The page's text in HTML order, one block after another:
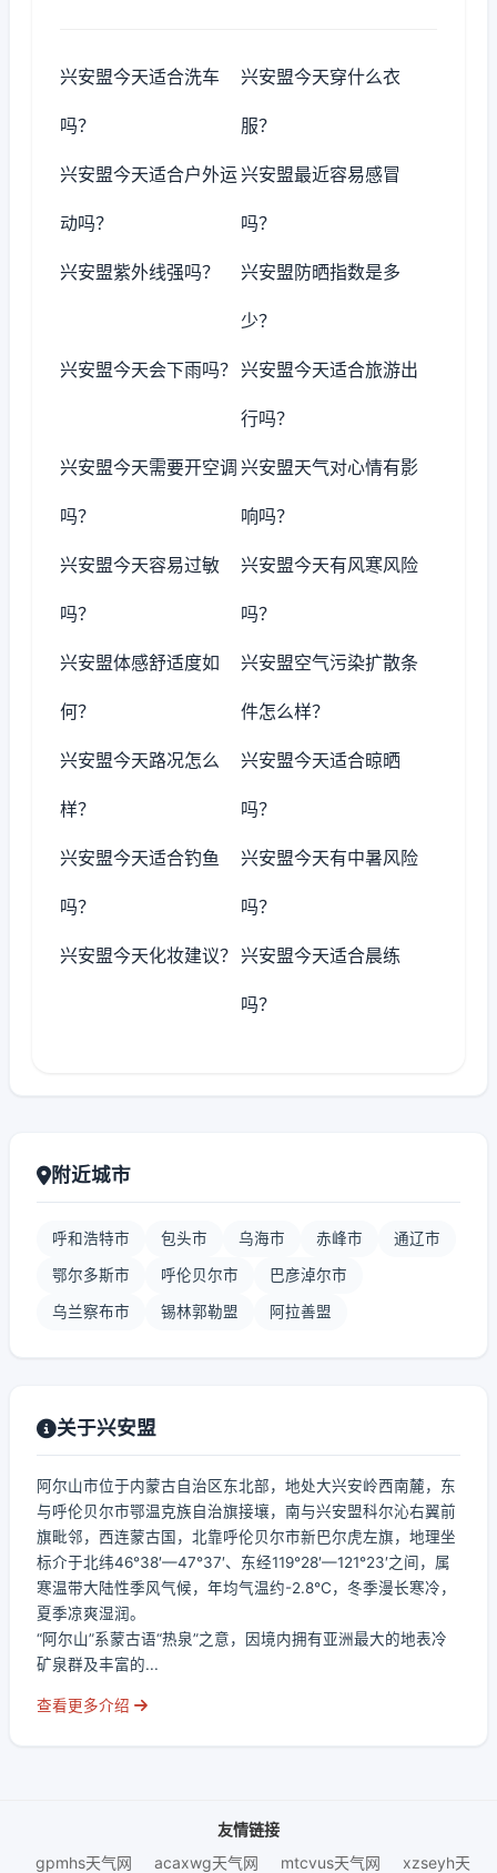
兴安盟今天适合洗车
吗？
兴安盟今天穿什么衣
服？
兴安盟今天适合户外运
动吗？
兴安盟最近容易感冒
吗？
兴安盟紫外线强吗？ 兴安盟防晒指数是多
少？
兴安盟今天会下雨吗？ 兴安盟今天适合旅游出
行吗？
兴安盟今天需要开空调
吗？
兴安盟天气对心情有影
响吗？
兴安盟今天容易过敏
吗？
兴安盟今天有风寒风险
吗？
兴安盟体感舒适度如
何？
兴安盟空气污染扩散条
件怎么样？
兴安盟今天路况怎么
样？
兴安盟今天适合晾晒
吗？
兴安盟今天适合钓鱼
吗？
兴安盟今天有中暑风险
吗？
兴安盟今天化妆建议？ 兴安盟今天适合晨练
吗？
附近城市
呼和浩特市 包头市 乌海市 赤峰市 通辽市
鄂尔多斯市 呼伦贝尔市 巴彦淖尔市
乌兰察布市 锡林郭勒盟 阿拉善盟
关于兴安盟
阿尔山市位于内蒙古自治区东北部，地处大兴安岭西南麓，东
与呼伦贝尔市鄂温克族自治旗接壤，南与兴安盟科尔沁右翼前
旗毗邻，西连蒙古国，北靠呼伦贝尔市新巴尔虎左旗，地理坐
标介于北纬46°38′—47°37′、东经119°28′—121°23′之间，属
寒温带大陆性季风气候，年均气温约-2.8℃，冬季漫长寒冷，
夏季凉爽湿润。
“阿尔山”系蒙古语“热泉”之意，因境内拥有亚洲最大的地表冷
矿泉群及丰富的...
查看更多介绍
友情链接
gpmhs天气网
acaxwg天气网 mtcvus天气网 xzseyh天